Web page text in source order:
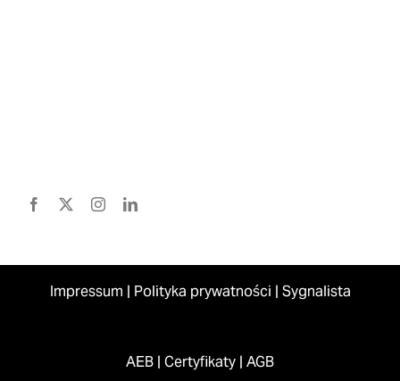
Impressum | Polityka prywatności | Sygnalista
AEB | Certyfikaty | AGB